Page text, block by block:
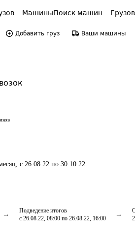
МашиныПоиск машин
Добавить груз Ваши машины
, с 26.08.22 по 30.10.22
Подведение итогов
с 26.08.22, 08:00 по 26.08.22, 16:00